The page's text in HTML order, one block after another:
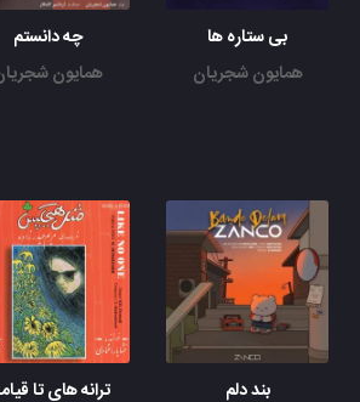
یه نفر داره، جار میزنه جار
آهای غمی که، مثل یه بختک
رو سینه‌ ی من، شده‌ ای آوار
از گلوی من، دستاتُ بردار
دستاتُ بردار، از گلوی من
از گلوی من، دستاتُ بردار
دستاتُ بردار، از گلوی من
بی ستاره ها
همایون شجریان
چه دانستم
همایون
بند دلم ترانه های تا